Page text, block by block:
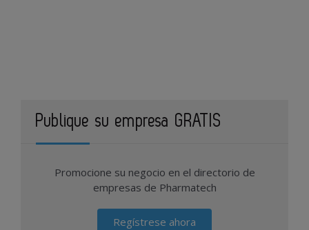
Publique su empresa GRATIS
Promocione su negocio en el directorio de
empresas de Pharmatech
Regístrese ahora